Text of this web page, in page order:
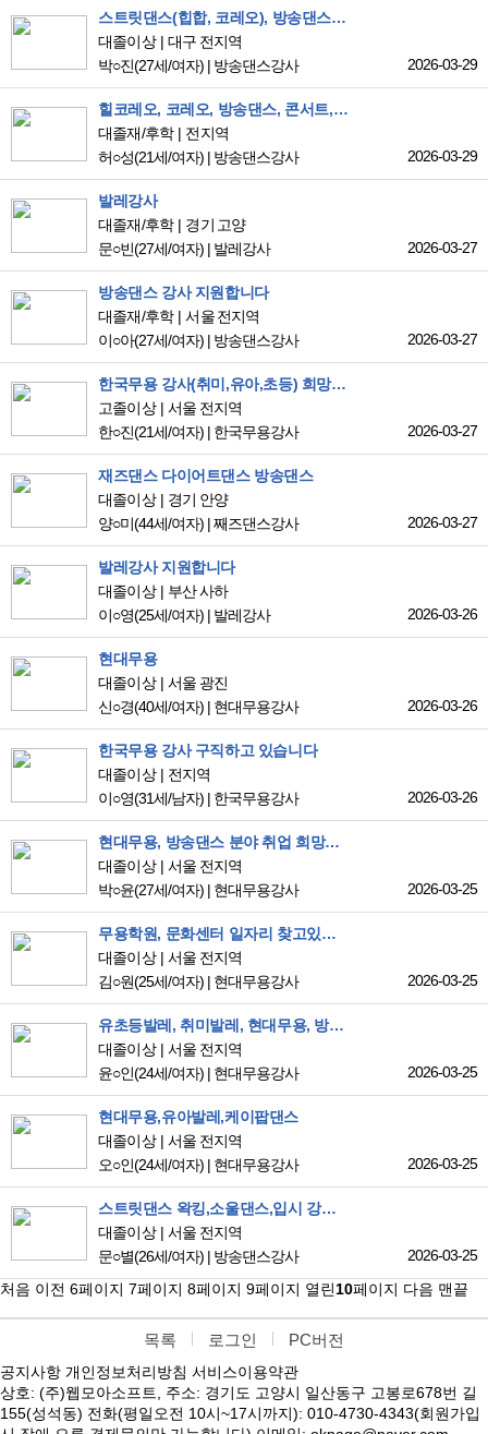
스트릿댄스(힙합, 코레오), 방송댄스 강사
대졸이상
대구 전지역
박○진(27세/여자) | 방송댄스강사 2026-03-29
힐코레오, 코레오, 방송댄스, 콘서트, 입시 경력자입니다
대졸재/후학
전지역
허○성(21세/여자) | 방송댄스강사 2026-03-29
발레강사
대졸재/후학
경기 고양
문○빈(27세/여자) | 발레강사 2026-03-27
방송댄스 강사 지원합니다
대졸재/후학
서울 전지역
이○아(27세/여자) | 방송댄스강사 2026-03-27
한국무용 강사(취미,유아,초등) 희망합니다
고졸이상
서울 전지역
한○진(21세/여자) | 한국무용강사 2026-03-27
재즈댄스 다이어트댄스 방송댄스
대졸이상
경기 안양
양○미(44세/여자) |째즈댄스강사 2026-03-27
발레강사 지원합니다
대졸이상
부산 사하
이○영(25세/여자) | 발레강사 2026-03-26
현대무용
대졸이상
서울 광진
신○경(40세/여자) | 현대무용강사 2026-03-26
한국무용 강사 구직하고 있습니다
대졸이상
전지역
이○영(31세/남자) | 한국무용강사 2026-03-26
현대무용, 방송댄스 분야 취업 희망합니다.
대졸이상
서울 전지역
박○윤(27세/여자) | 현대무용강사 2026-03-25
무용학원, 문화센터 일자리 찾고있습니다. 현대무용, 유아발레, 초등발레 분야 희망합니다.
대졸이상
서울 전지역
김○원(25세/여자) | 현대무용강사 2026-03-25
유초등발레, 취미발레, 현대무용, 방송댄스 강사(석사 재학중~)
대졸이상
서울 전지역
윤○인(24세/여자) | 현대무용강사 2026-03-25
현대무용,유아발레,케이팝댄스
대졸이상
서울 전지역
오○인(24세/여자) | 현대무용강사 2026-03-25
스트릿댄스 왁킹,소울댄스,입시 강사 지원합니다. 경력있음.
대졸이상
서울 전지역
문○별(26세/여자) | 방송댄스강사
2026-03-25
처음 이전 6페이지 7페이지 8페이지 9페이지 열린10페이지 다음 맨끝
목록 로그인 PC버전
공지사항 개인정보처리방침 서비스이용약관
상호: (주)웹모아소프트, 주소: 경기도 고양시 일산동구 고봉로678번 길
155(성석동) 전화(평일오전 10시~17시까지): 010-4730-4343(회원가입